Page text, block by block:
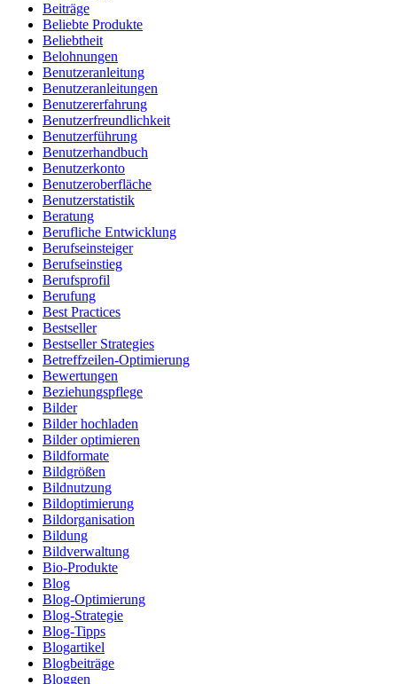
Beiträge
Beliebte Produkte
Beliebtheit
Belohnungen
Benutzeranleitung
Benutzeranleitungen
Benutzererfahrung
Benutzerfreundlichkeit
Benutzerführung
Benutzerhandbuch
Benutzerkonto
Benutzeroberfläche
Benutzerstatistik
Beratung
Berufliche Entwicklung
Berufseinsteiger
Berufseinstieg
Berufsprofil
Berufung
Best Practices
Bestseller
Bestseller Strategies
Betreffzeilen-Optimierung
Bewertungen
Beziehungspflege
Bilder
Bilder hochladen
Bilder optimieren
Bildformate
Bildgrößen
Bildnutzung
Bildoptimierung
Bildorganisation
Bildung
Bildverwaltung
Bio-Produkte
Blog
Blog-Optimierung
Blog-Strategie
Blog-Tipps
Blogartikel
Blogbeiträge
Bloggen